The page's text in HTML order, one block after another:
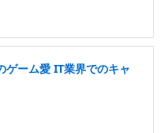
ゲーム愛 IT業界でのキャ